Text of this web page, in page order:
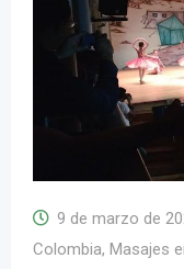
9 de marzo de
Colombia, Masajes